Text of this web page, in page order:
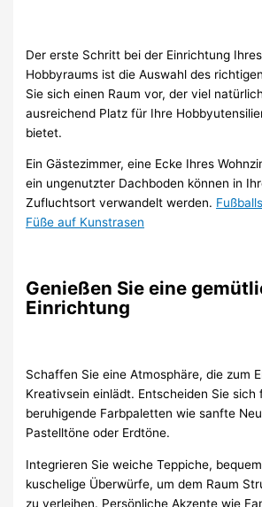
Der erste Schritt bei der Einrichtung
Hobbyraums ist die Auswahl des
Sie sich einen Raum vor, der viel
ausreichend Platz für Ihre
bietet.
Ein Gästezimmer, eine Ecke Ihres
ein ungenutzter Dachboden können in
Zufluchtsort verwandelt werden.
Füße auf Kunstrasen
Genießen Sie eine
Einrichtung
Schaffen Sie eine Atmosphäre, die zum
Kreativsein einlädt. Entscheiden Sie sich
beruhigende Farbpaletten wie sanfte
Pastelltöne oder Erdtöne.
Integrieren Sie weiche Teppiche,
kuschelige Überwürfe, um dem Raum
zu verleihen. Persönliche Akzente wie